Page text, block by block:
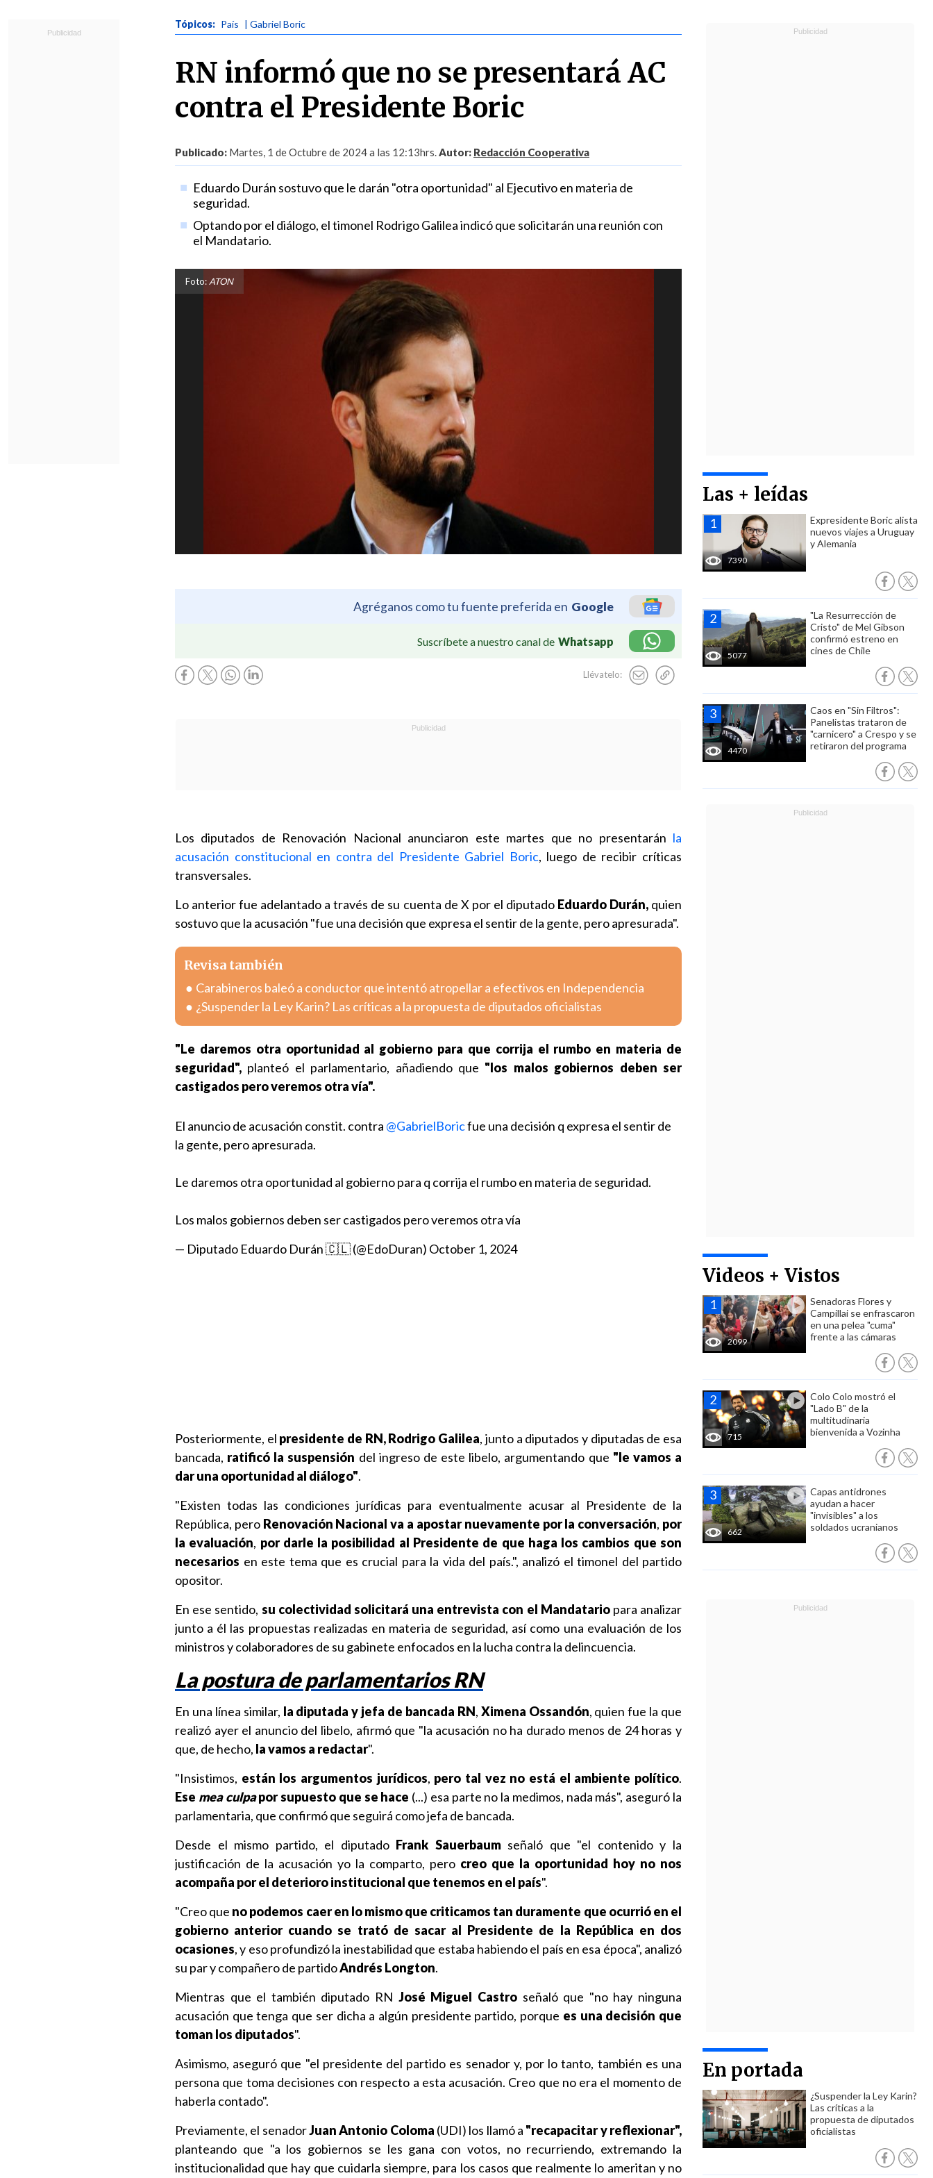
Tópicos: País | Gabriel Boric
RN informó que no se presentará AC
contra el Presidente Boric
Publicado: Martes, 1 de Octubre de 2024 a las 12:13hrs.Autor: Redacción Cooperativa
Eduardo Durán sostuvo que le darán "otra oportunidad" al Ejecutivo en materia de
seguridad.
Optando por el diálogo, el timonel Rodrigo Galilea indicó que solicitarán una reunión con
el Mandatario.
Foto: ATON
Agréganos como tu fuente preferida en Google
Suscríbete a nuestro canal de Whatsapp
Llévatelo:
Las + leídas
7390
Expresidente Boric alista
nuevos viajes a Uruguay
y Alemania
5077
"La Resurrección de
Cristo" de Mel Gibson
confirmó estreno en
cines de Chile
4470
Caos en "Sin Filtros":
Panelistas trataron de
"carnicero" a Crespo y se
retiraron del programa
Videos + Vistos
2099
Senadoras Flores y
Campillai se enfrascaron
en una pelea "cuma"
frente a las cámaras
715
Colo Colo mostró el
"Lado B" de la
multitudinaria
bienvenida a Vozinha
662
Capas antidrones
ayudan a hacer
"invisibles" a los
soldados ucranianos
En portada
¿Suspender la Ley Karin?
Las críticas a la
propuesta de diputados
oficialistas
Los diputados de Renovación Nacional anunciaron este martes que no presentarán la
acusación constitucional en contra del Presidente Gabriel Boric, luego de recibir críticas
transversales.
Lo anterior fue adelantado a través de su cuenta de X por el diputado Eduardo Durán,quien
sostuvo que la acusación "fue una decisión que expresa el sentir de la gente, pero apresurada".
Revisa también
Carabineros baleó a conductor que intentó atropellar a efectivos en Independencia
¿Suspender la Ley Karin? Las críticas a la propuesta de diputados oficialistas
"Le daremos otra oportunidad al gobierno para que corrija el rumbo en materia de
seguridad", planteó el parlamentario, añadiendo que "los malos gobiernos deben ser
castigados pero veremos otra vía".
El anuncio de acusación constit. contra @GabrielBoricfue una decisión q expresa el sentir de
la gente, pero apresurada.
Le daremos otra oportunidad al gobierno para q corrija el rumbo en materia de seguridad.
Los malos gobiernos deben ser castigados pero veremos otra vía
— Diputado Eduardo Durán 🇨🇱 (@EdoDuran) October 1, 2024
Posteriormente, el presidente de RN, Rodrigo Galilea, junto a diputados y diputadas de esa
bancada, ratificó la suspensión del ingreso de este libelo, argumentando que "le vamos a
dar una oportunidad al diálogo".
"Existen todas las condiciones jurídicas para eventualmente acusar al Presidente de la
República, peroRenovación Nacional va a apostar nuevamente por la conversación, por
la evaluación, por darle la posibilidad al Presidente de que haga los cambios que son
necesarios en este tema que es crucial para la vida del país.", analizó el timonel del partido
opositor.
En ese sentido, su colectividad solicitará una entrevista con el Mandatariopara analizar
junto a él las propuestas realizadas en materia de seguridad, así como una evaluación de los
ministros y colaboradores de su gabinete enfocados en la lucha contra la delincuencia.
La postura de parlamentarios RN
En una línea similar, la diputada y jefa de bancada RN, Ximena Ossandón, quien fue la que
realizó ayer el anuncio del libelo, afirmó que "la acusación no ha durado menos de 24 horas y
que, de hecho, la vamos a redactar".
"Insistimos, están los argumentos jurídicos, pero tal vez no está el ambiente político.
Ese mea culpapor supuesto que se hace (...) esa parte no la medimos, nada más", aseguró la
parlamentaria, que confirmó que seguirá como jefa de bancada.
Desde el mismo partido, el diputado Frank Sauerbaumseñaló que "el contenido y la
justificación de la acusación yo la comparto, pero creo que la oportunidad hoy no nos
acompaña por el deterioro institucional que tenemos en el país".
"Creo que no podemos caer en lo mismo que criticamos tan duramente que ocurrió en el
gobierno anterior cuando se trató de sacar al Presidente de la República en dos
ocasiones, y eso profundizó la inestabilidad que estaba habiendo el país en esa época", analizó
su par y compañero de partidoAndrés Longton.
Mientras que el también diputado RN José Miguel Castroseñaló que "no hay ninguna
acusación que tenga que ser dicha a algún presidente partido, porque es una decisión que
toman los diputados".
Asimismo, aseguró que "el presidente del partido es senador y, por lo tanto, también es una
persona que toma decisiones con respecto a esta acusación. Creo que no era el momento de
haberla contado".
Previamente, el senadorJuan Antonio Coloma (UDI) los llamó a "recapacitar y reflexionar",
planteando que "a los gobiernos se les gana con votos, no recurriendo, extremando la
institucionalidad que hay que cuidarla siempre, para los casos que realmente lo ameritan y no